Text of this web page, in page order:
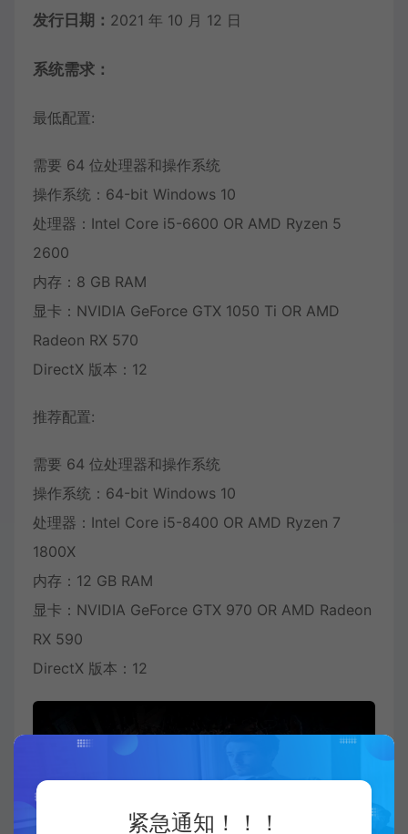
发行日期： 2021 年 10 月 12 日
系统需求：
最低配置:
需要 64 位处理器和操作系统
操作系统：64-bit Windows 10
处理器：Intel Core i5-6600 OR AMD Ryzen 5
2600
内存：8 GB RAM
显卡：NVIDIA GeForce GTX 1050 Ti OR AMD
Radeon RX 570
DirectX 版本：12
推荐配置:
需要 64 位处理器和操作系统
操作系统：64-bit Windows 10
处理器：Intel Core i5-8400 OR AMD Ryzen 7
1800X
内存：12 GB RAM
显卡：NVIDIA GeForce GTX 970 OR AMD Radeon
RX 590
DirectX 版本：12
紧急通知！！！